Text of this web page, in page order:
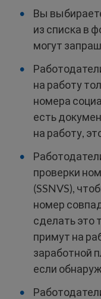
Вы
из списка в
могут
на работу
номера
есть
на работу,
проверки
(SSNVS),
номер
сделать это
примут на
заработной
если